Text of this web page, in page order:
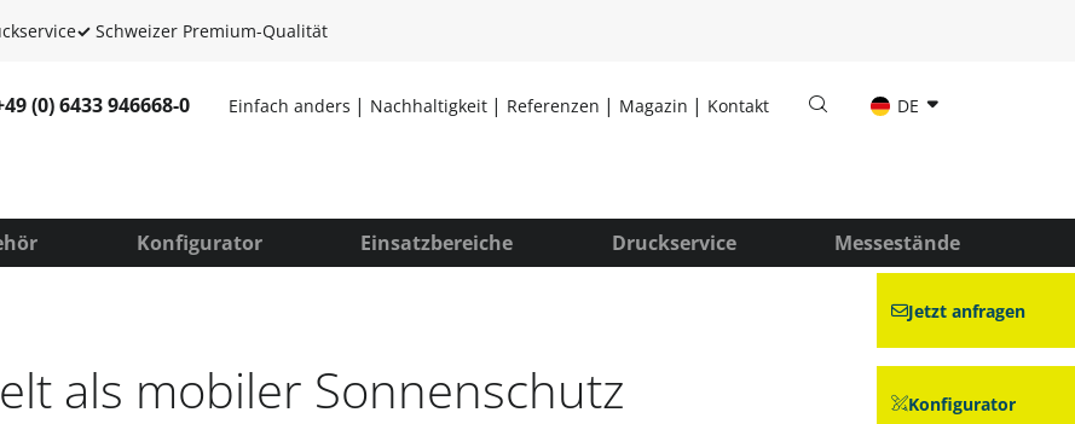
✓ Schweizer Premium-Qualität
(0) 6433 946668-0 Einfach anders Nachhaltigkeit Referenzen Magazin Kontakt DE
Konfigurator Einsatzbereiche Druckservice Messestände
als mobiler Sonnenschutz
Jetzt anfragen
Konfigurator